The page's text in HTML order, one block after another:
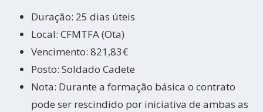
Duração: 25 dias úteis
Local: CFMTFA (Ota)
Vencimento: 821,83€
Posto: Soldado Cadete
Nota: Durante a formação básica o contrato
pode ser rescindido por iniciativa de ambas as